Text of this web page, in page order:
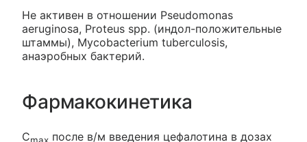
Не активен в отношении Pseudomonas
aeruginosa, Proteus spp. (индол-положительные
штаммы), Mycobacterium tuberculosis,
анаэробных бактерий.
Фармакокинетика
С
после в/м введения цефалотина в дозах